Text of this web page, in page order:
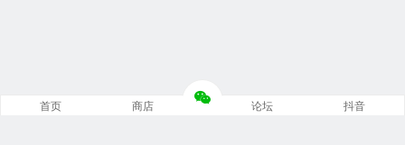
首页 商店 论坛 抖音